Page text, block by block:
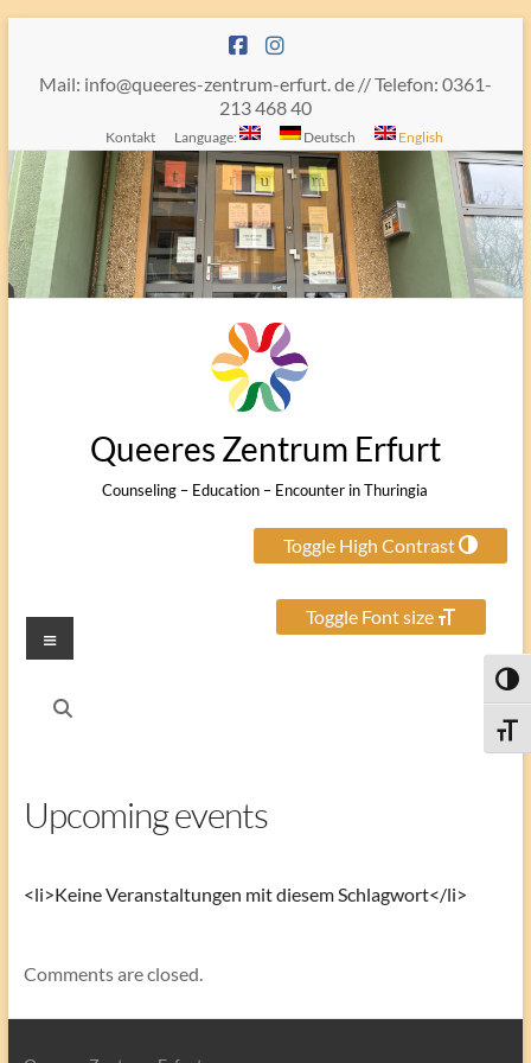
content
Mail: info@queeres-zentrum-erfurt. de // Telefon: 0361-
213 468 40
Kontakt Language: Deutsch English
Queeres Zentrum Erfurt
Counseling – Education – Encounter in Thuringia
Toggle High Contrast
Toggle Font size
Menu
Upcoming events
<li>Keine Veranstaltungen mit diesem Schlagwort</li>
Comments are closed.